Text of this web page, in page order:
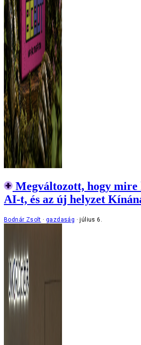
Megváltozott, hogy mire
AI-t, és az új helyzet
Bodnár Zsolt gazdaság július 6.